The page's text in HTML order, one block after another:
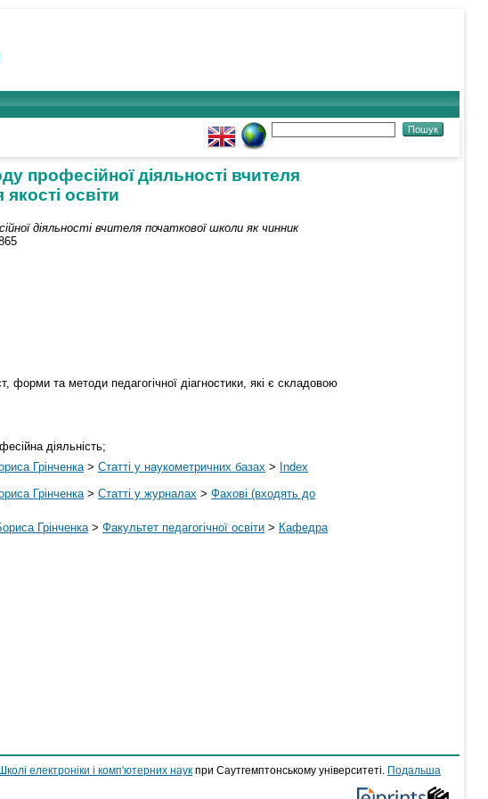
професійної діяльності вчителя
освіти
діяльності вчителя початкової школи як чинник
форми та методи педагогічної діагностики, які є складовою
діяльність;
Грінченка > Статті у наукометричних базах > Index
Грінченка > Статті у журналах > Фахові (входять до
Грінченка > Факультет педагогічної освіти > Кафедра
Школі електроніки і комп'ютерних наук при Саутгемптонському університеті.
Подальша